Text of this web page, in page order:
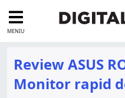
MENIU
Review ASUS
Monitor rapid